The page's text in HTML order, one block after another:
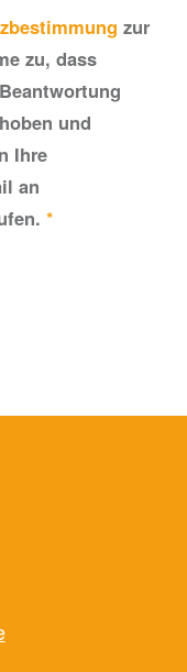
zur
zu, dass
und
Ihre
an
*